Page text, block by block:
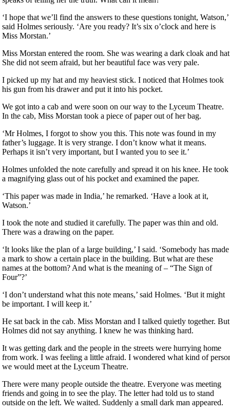
‘I hope that we’ll find the answers to these questions tonight, Watson,’
said Holmes seriously. ‘Are you ready? It’s six o’clock and here is
Miss Morstan.’
Miss Morstan entered the room. She was wearing a dark cloak and
She did not seem afraid, but her beautiful face was very pale.
I picked up my hat and my heaviest stick. I noticed that Holmes took
his gun from his drawer and put it into his pocket.
We got into a cab and were soon on our way to the Lyceum Theatre.
In the cab, Miss Morstan took a piece of paper out of her bag.
‘Mr Holmes, I forgot to show you this. This note was found in my
father’s luggage. It is very strange. I don’t know what it means.
Perhaps it isn’t very important, but I wanted you to see it.’
Holmes unfolded the note carefully and spread it on his knee. He took
a magnifying glass out of his pocket and examined the paper.
‘This paper was made in India,’ he remarked. ‘Have a look at it,
Watson.’
I took the note and studied it carefully. The paper was thin and old.
There was a drawing on the paper.
‘It looks like the plan of a large building,’ I said. ‘Somebody has made
a mark to show a certain place in the building. But what are these
names at the bottom? And what is the meaning of – “The Sign of
Four”?’
‘I don’t understand what this note means,’ said Holmes. ‘But it might
be important. I will keep it.’
He sat back in the cab. Miss Morstan and I talked quietly together. But
Holmes did not say anything. I knew he was thinking hard.
It was getting dark and the people in the streets were hurrying home
from work. I was feeling a little afraid. I wondered what kind of
we would meet at the Lyceum Theatre.
There were many people outside the theatre. Everyone was meeting
friends and going in to see the play. The letter had told us to stand
outside on the left. We waited. Suddenly a small dark man appeared.